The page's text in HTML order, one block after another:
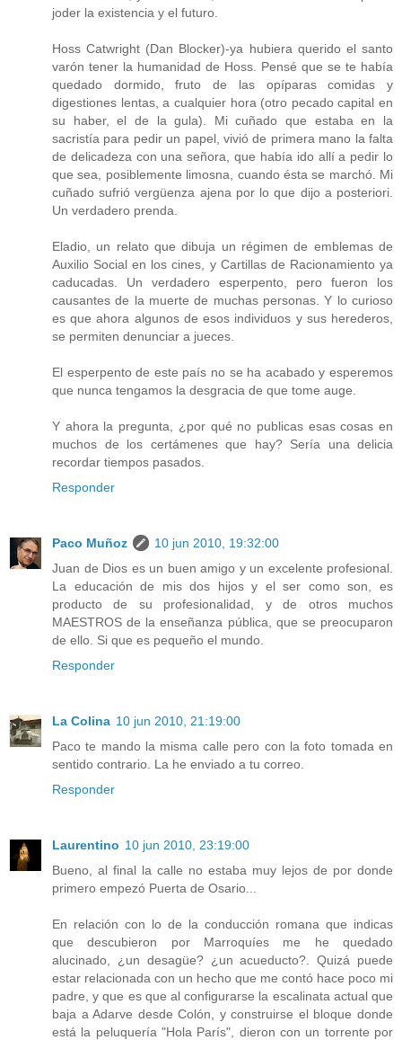
joder la existencia y el futuro.
Hoss Catwright (Dan Blocker)-ya hubiera querido el santo
varón tener la humanidad de Hoss. Pensé que se te había
quedado dormido, fruto de las opíparas comidas y
digestiones lentas, a cualquier hora (otro pecado capital en
su haber, el de la gula). Mi cuñado que estaba en la
sacristía para pedir un papel, vivió de primera mano la falta
de delicadeza con una señora, que había ido allí a pedir lo
que sea, posiblemente limosna, cuando ésta se marchó. Mi
cuñado sufrió vergüenza ajena por lo que dijo a posteriori.
Un verdadero prenda.
Eladio, un relato que dibuja un régimen de emblemas de
Auxilio Social en los cines, y Cartillas de Racionamiento ya
caducadas. Un verdadero esperpento, pero fueron los
causantes de la muerte de muchas personas. Y lo curioso
es que ahora algunos de esos individuos y sus herederos,
se permiten denunciar a jueces.
El esperpento de este país no se ha acabado y esperemos
que nunca tengamos la desgracia de que tome auge.
Y ahora la pregunta, ¿por qué no publicas esas cosas en
muchos de los certámenes que hay? Sería una delicia
recordar tiempos pasados.
Responder
Paco Muñoz
10 jun 2010, 19:32:00
Juan de Dios es un buen amigo y un excelente profesional.
La educación de mis dos hijos y el ser como son, es
producto de su profesionalidad, y de otros muchos
MAESTROS de la enseñanza pública, que se preocuparon
de ello. Si que es pequeño el mundo.
Responder
La Colina 10 jun 2010, 21:19:00
Paco te mando la misma calle pero con la foto tomada en
sentido contrario. La he enviado a tu correo.
Responder
Laurentino 10 jun 2010, 23:19:00
Bueno, al final la calle no estaba muy lejos de por donde
primero empezó Puerta de Osario...
En relación con lo de la conducción romana que indicas
que descubieron por Marroquíes me he quedado
alucinado, ¿un desagüe? ¿un acueducto?. Quizá puede
estar relacionada con un hecho que me contó hace poco mi
padre, y que es que al configurarse la escalinata actual que
baja a Adarve desde Colón, y construirse el bloque donde
está la peluquería "Hola París", dieron con un torrente por